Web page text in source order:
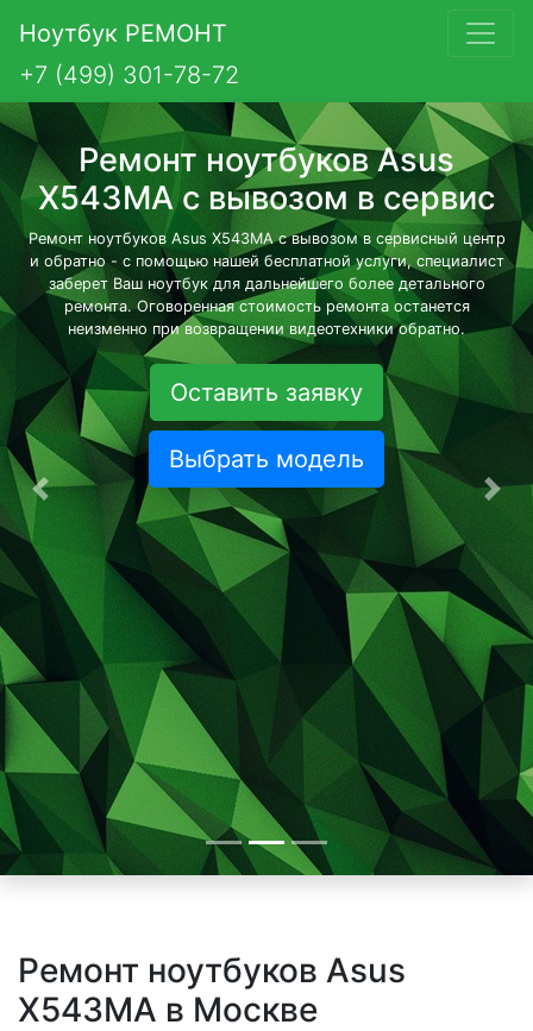
Ноутбук РЕМОНТ
+7 (499) 301-78-72
Ремонт ноутбуков Asus
X543MA с вывозом в сервис
Ремонт ноутбуков Asus X543MA с вывозом в сервисный центр
и обратно - с помощью нашей бесплатной услуги, специалист
заберет Ваш ноутбук для дальнейшего более детального
ремонта. Оговоренная стоимость ремонта останется
неизменно при возвращении видеотехники обратно.
Оставить заявку
Выбрать модель
Предыдущая
Ремонт ноутбуков Asus
X543MA в Москве